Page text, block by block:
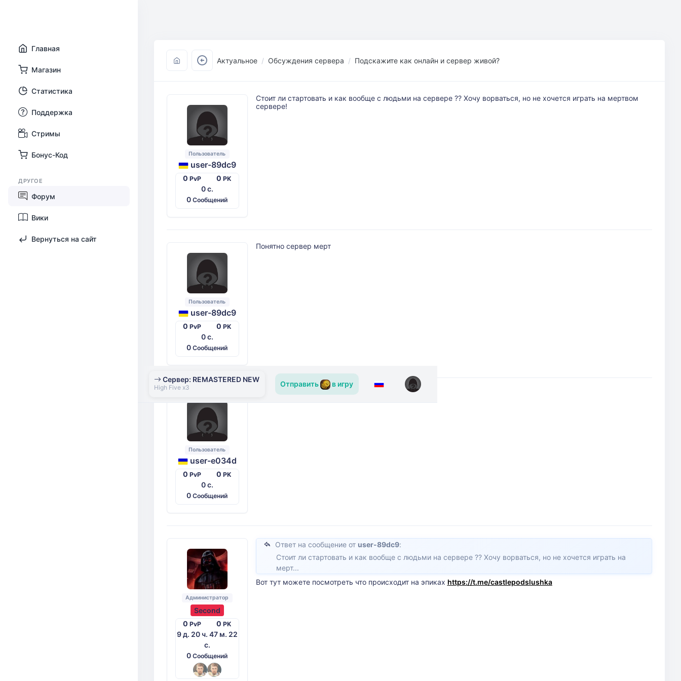
Сервер: REMASTERED NEW
High Five x3 Отправить в игру
Главная
Магазин
Статистика
Поддержка
Стримы
Бонус-Код
ДРУГОЕ
Форум
Вики
Вернуться на сайт
Актуальное Обсуждения сервера Подскажите как онлайн и сервер живой?
Пользователь
user-89dc9
0PvP 0PK
0 с.
0Сообщений
Стоит ли стартовать и как вообще с людьми на сервере ?? Хочу ворваться, но не хочется играть на мертвом
сервере!
Пользователь
user-89dc9
0PvP 0PK
0 с.
0Сообщений
Понятно сервер мерт
Пользователь
user-e034d
0PvP 0PK
0 с.
0Сообщений
Администратор
Second
0PvP 0PK
9 д. 20 ч. 47 м. 22
с.
0Сообщений
Ответ на сообщение от user-89dc9:
Стоит ли стартовать и как вообще с людьми на сервере ?? Хочу ворваться, но не хочется играть на
мерт...
Вот тут можете посмотреть что происходит на эпиках https://t.me/castlepodslushka